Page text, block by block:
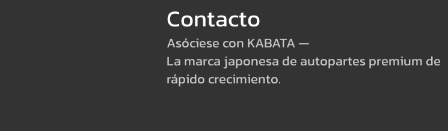
Contacto
Asóciese con KABATA —
La marca japonesa de autopartes premium de
rápido crecimiento.